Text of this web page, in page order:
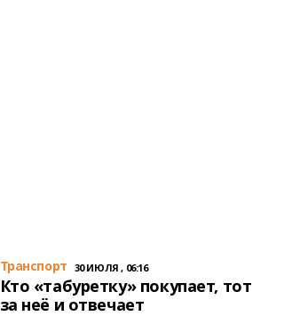
Транспорт 30 ИЮЛЯ , 06:16
Кто «табуретку» покупает, тот
за неё и отвечает